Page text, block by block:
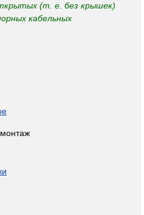
(т. е. без крышек)
кабельных